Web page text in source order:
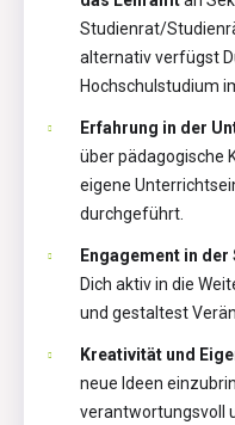
Studienrat/
alternativ verfügst
Hochschulstudium
Erfahrung in der
über pädagogische
eigene
durchgeführt.
Engagement in
Dich aktiv in die
und gestaltest
Kreativität und
neue Ideen
verantwortungsvoll